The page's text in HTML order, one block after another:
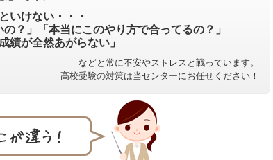
いけない・・・
？」「本当にこのやり方で合ってるの？」
績が全然あがらない」
などと常に不安やストレスと戦っています。
高校受験の対策は当センターにお任せください！